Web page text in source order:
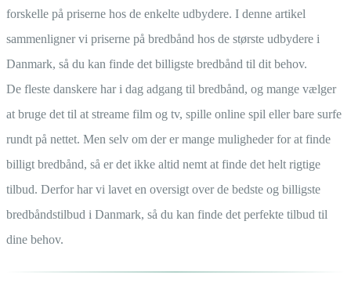
forskelle på priserne hos de enkelte udbydere. I denne artikel
sammenligner vi priserne på bredbånd hos de største udbydere i
Danmark, så du kan finde det billigste bredbånd til dit behov.
De fleste danskere har i dag adgang til bredbånd, og mange vælger
at bruge det til at streame film og tv, spille online spil eller bare surfe
rundt på nettet. Men selv om der er mange muligheder for at finde
billigt bredbånd, så er det ikke altid nemt at finde det helt rigtige
tilbud. Derfor har vi lavet en oversigt over de bedste og billigste
bredbåndstilbud i Danmark, så du kan finde det perfekte tilbud til
dine behov.